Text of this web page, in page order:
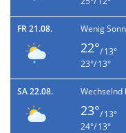
FR 21.08. Wenig
22°/ 13°
23°/ 13°
SA 22.08. Wechselnd
23°/ 13°
24°/ 13°